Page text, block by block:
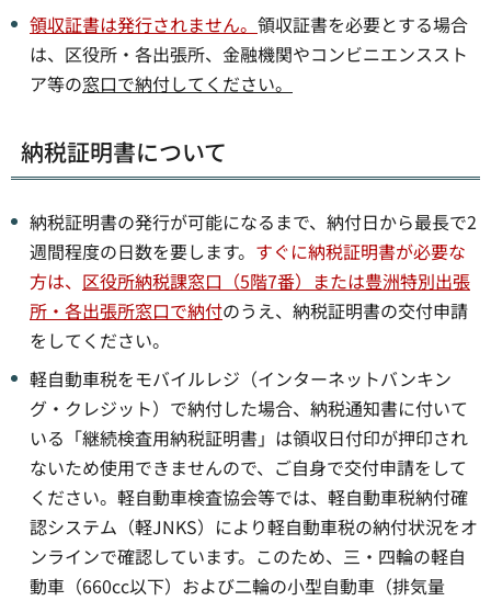
領収証書は発行されません。 領収証書を必要とする場合
は、区役所・各出張所、金融機関やコンビニエンススト
ア等の窓口で納付してください。
納税証明書について
納税証明書の発行が可能になるまで、納付日から最長で2
週間程度の日数を要します。 すぐに納税証明書が必要な
方は、 区役所納税課窓口（5階7番）または豊洲特別出張
所・各出張所窓口で納付のうえ、納税証明書の交付申請
をしてください。
軽自動車税をモバイルレジ（インターネットバンキン
グ・クレジット）で納付した場合、納税通知書に付いて
いる「継続検査用納税証明書」は領収日付印が押印され
ないため使用できませんので、ご自身で交付申請をして
ください。軽自動車検査協会等では、軽自動車税納付確
認システム（軽JNKS）により軽自動車税の納付状況をオ
ンラインで確認しています。このため、三・四輪の軽自
動車（660cc以下）および二輪の小型自動車（排気量